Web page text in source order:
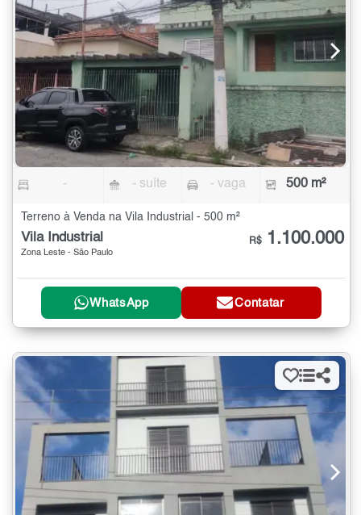
- - suíte - vaga 500 m²
Terreno à Venda na Vila Industrial - 500 m²
Vila Industrial
Zona Leste - São Paulo
R$ 1.100.000
WhatsApp Contatar